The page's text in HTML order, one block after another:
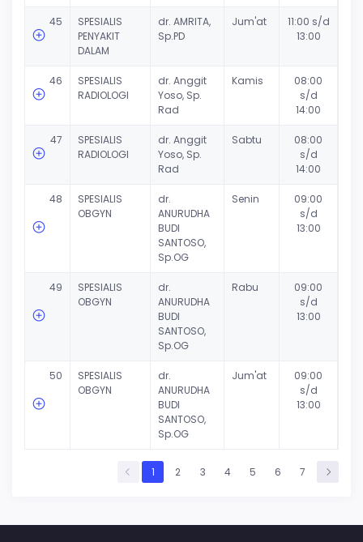
45
SPESIALIS
PENYAKIT
DALAM
dr. AMRITA,
Sp.PD
Jum'at
11:00 s/d
13:00
46
SPESIALIS
RADIOLOGI
dr. Anggit
Yoso, Sp.
Rad
Kamis
08:00
s/d
14:00
47
SPESIALIS
RADIOLOGI
dr. Anggit
Yoso, Sp.
Rad
Sabtu
08:00
s/d
14:00
48
SPESIALIS
OBGYN
dr.
ANURUDHA
BUDI
SANTOSO,
Sp.OG
Senin
09:00
s/d
13:00
49
SPESIALIS
OBGYN
dr.
ANURUDHA
BUDI
SANTOSO,
Sp.OG
Rabu
09:00
s/d
13:00
50
SPESIALIS
OBGYN
dr.
ANURUDHA
BUDI
SANTOSO,
Sp.OG
Jum'at
09:00
s/d
13:00
1 2 3 4 5 6 7